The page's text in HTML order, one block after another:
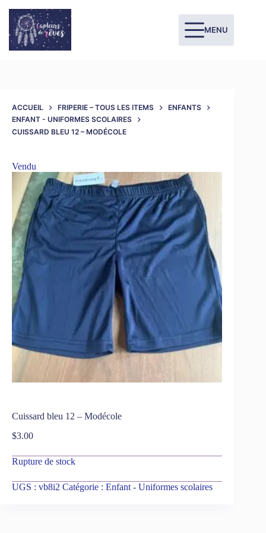
MENU
ACCUEIL FRIPERIE – TOUS LES ITEMS
ENFANTS
ENFANT - UNIFORMES SCOLAIRES
CUISSARD BLEU 12 – MODÉCOLE
Vendu
Cuissard bleu 12 – Modécole
$3.00
Rupture de stock
UGS : vb8i2 Catégorie : Enfant - Uniformes scolaires